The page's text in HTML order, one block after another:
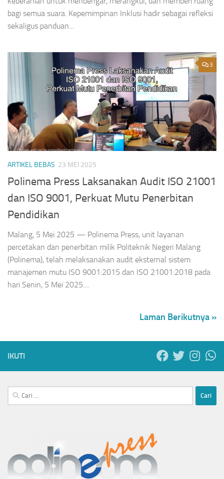
bagi semua suara. Kepemimpinan Inklusi hadir sebagai refleksi
sekaligus panduan...
3
ARTIKEL BEBAS 23 MEI 2025
Polinema Press Laksanakan Audit ISO 21001
dan ISO 9001, Perkuat Mutu Penerbitan
Pendidikan
Malang, 5 Mei 2025 — Polinema Press, unit layanan
percetakan dan penerbitan milik Politeknik Negeri Malang
(Polinema), telah melaksanakan audit eksternal sistem
manajemen mutu ISO 9001:2015 dan ISO 21001:2018 pada
hari Senin, 5 Mei 2025....
Laman Berikutnya »
IKUTI
Cari
untuk: